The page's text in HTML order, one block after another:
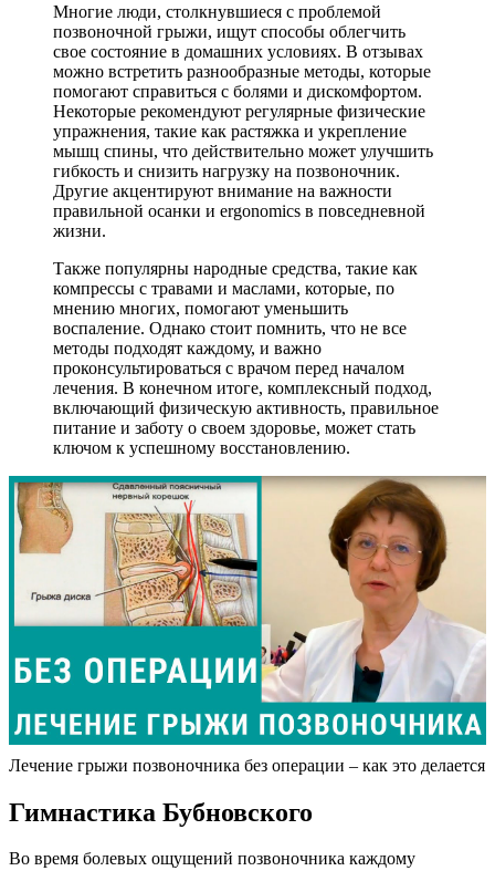
Многие люди, столкнувшиеся с проблемой
позвоночной грыжи, ищут способы облегчить
свое состояние в домашних условиях. В отзывах
можно встретить разнообразные методы, которые
помогают справиться с болями и дискомфортом.
Некоторые рекомендуют регулярные физические
упражнения, такие как растяжка и укрепление
мышц спины, что действительно может улучшить
гибкость и снизить нагрузку на позвоночник.
Другие акцентируют внимание на важности
правильной осанки и ergonomics в повседневной
жизни.
Также популярны народные средства, такие как
компрессы с травами и маслами, которые, по
мнению многих, помогают уменьшить
воспаление. Однако стоит помнить, что не все
методы подходят каждому, и важно
проконсультироваться с врачом перед началом
лечения. В конечном итоге, комплексный подход,
включающий физическую активность, правильное
питание и заботу о своем здоровье, может стать
ключом к успешному восстановлению.
Лечение грыжи позвоночника без операции – как это делается
Гимнастика Бубновского
Во время болевых ощущений позвоночника каждому